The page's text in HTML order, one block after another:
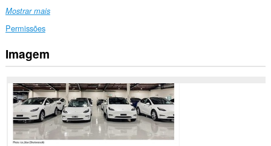
Mostrar mais
Permissões
Esta
extensão
aceder
aos
seus
dados
em
todos
Imagem